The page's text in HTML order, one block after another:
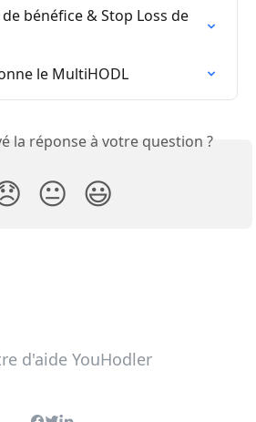
bénéfice & Stop Loss de
le MultiHODL
la réponse à votre question ?
😐 😃